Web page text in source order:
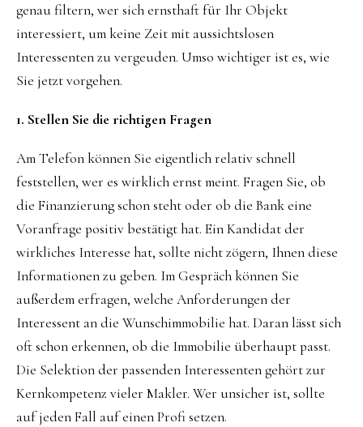
genau filtern, wer sich ernsthaft für Ihr Objekt
interessiert, um keine Zeit mit aussichtslosen
Interessenten zu vergeuden. Umso wichtiger ist es, wie
Sie jetzt vorgehen.
1. Stellen Sie die richtigen Fragen
Am Telefon können Sie eigentlich relativ schnell
feststellen, wer es wirklich ernst meint. Fragen Sie, ob
die Finanzierung schon steht oder ob die Bank eine
Voranfrage positiv bestätigt hat. Ein Kandidat der
wirkliches Interesse hat, sollte nicht zögern, Ihnen diese
Informationen zu geben. Im Gespräch können Sie
außerdem erfragen, welche Anforderungen der
Interessent an die Wunschimmobilie hat. Daran lässt sich
oft schon erkennen, ob die Immobilie überhaupt passt.
Die Selektion der passenden Interessenten gehört zur
Kernkompetenz vieler Makler. Wer unsicher ist, sollte
auf jeden Fall auf einen Profi setzen.